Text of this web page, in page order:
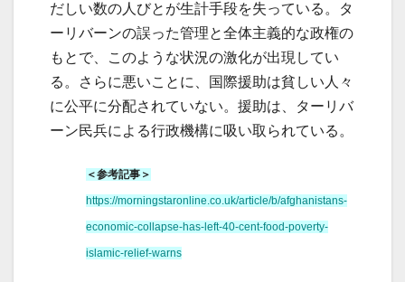
だしい数の人びとが生計手段を失っている。タ
ーリバーンの誤った管理と全体主義的な政権の
もとで、このような状況の激化が出現してい
る。さらに悪いことに、国際援助は貧しい人々
に公平に分配されていない。援助は、ターリバ
ーン民兵による行政機構に吸い取られている。
＜参考記事＞
https://morningstaronline.co.uk/article/b/afghanistans-
economic-collapse-has-left-40-cent-food-poverty-
islamic-relief-warns